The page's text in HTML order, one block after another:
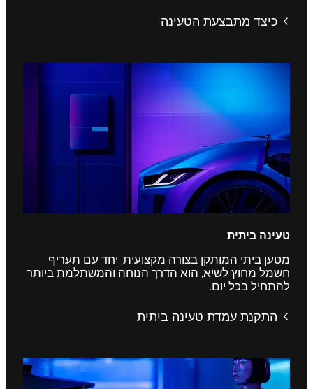
כיצד מתבצעת הטעינה
טעינה ביתית
מטען ביתי המותקן בצורה מקצועית, יחד עם תעריף
חשמל מחוץ לשיא, הוא הדרך הנוחה והמשתלמת ביותר
להתחיל בכל יום.
התקנת עמדת טעינה ביתית